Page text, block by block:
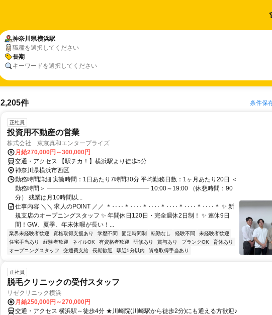
神奈川県横浜駅
職種を選択してください
長期
キーワードを選択してください
2,205件 条件保
正社員
投資用不動産の営業
株式会社 東京真和エンタープライズ
月給270,000円～300,000円
交通・アクセス 【駅チカ！】横浜駅より徒歩5分
神奈川県横浜市西区
勤務時間詳細 実働時間：1日あたり7時間30分 平均勤務日数：1ヶ月あたり20日 ＜
勤務時間＞ ━━━━━━━━━━━━━━━━━ 10:00～19:00 （休憩時間：90
分） 残業は月10時間以...
仕事内容 ＼＼ 求人のPOINT ／／ ＊‥‥＊‥‥＊‥‥＊‥‥＊‥‥＊‥‥＊ ✨ 新
規支店のオープニングスタッフ ✨ 年間休日120日・完全週休2日制！ ✨ 連休9日
間！GW、夏季、年末休暇が長い！...
業界未経験者歓迎 資格取得支援あり 学歴不問 固定時間制 転勤なし 経験不問
未経験者歓迎
住宅手当あり
経験者歓迎 ネイルOK 有資格者歓迎 研修あり 賞与あり ブランクOK
育休あり
オープニングスタッフ
交通費支給 長期歓迎 駅近5分以内 資格取得手当あり
正社員
脱毛クリニックの受付スタッフ
リゼクリニック横浜
月給250,000円～270,000円
交通・アクセス 横浜駅～徒歩4分 ★川崎院(川崎駅から徒歩2分)にも通える方歓迎♪